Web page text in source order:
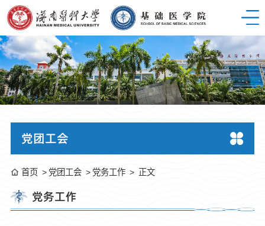
党团工会
首页 党团工会 党务工作 正文
党务工作